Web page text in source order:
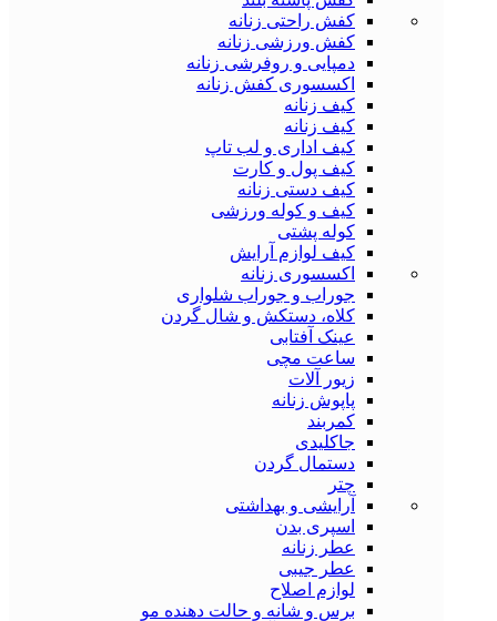
کفش راحتی زنانه
کفش ورزشی زنانه
دمپایی و روفرشی زنانه
اکسسوری کفش زنانه
کیف زنانه
کیف زنانه
کیف اداری و لب تاپ
کیف پول و کارت
کیف دستی زنانه
کیف و کوله ورزشی
کوله پشتی
کیف لوازم آرایش
اکسسوری زنانه
جوراب و جوراب شلواری
کلاه، دستکش و شال گردن
عینک آفتابی
ساعت مچی
زیور آلات
پاپوش زنانه
کمربند
جاکلیدی
دستمال گردن
چتر
آرایشی و بهداشتی
اسپری بدن
عطر زنانه
عطر جیبی
لوازم اصلاح
برس و شانه و حالت دهنده مو